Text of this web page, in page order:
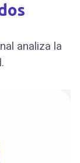
analiza la